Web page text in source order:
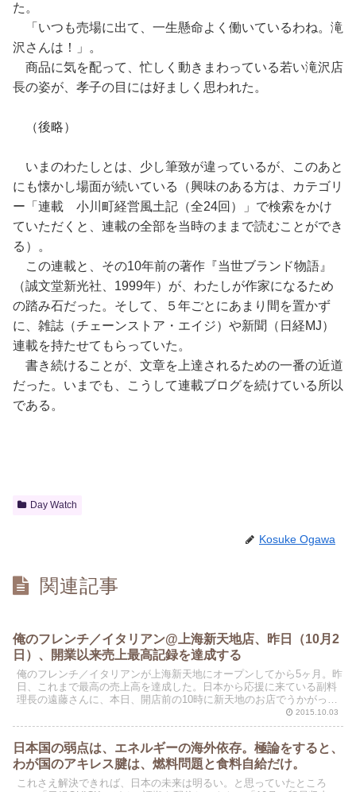
た。
「いつも売場に出て、一生懸命よく働いているわね。滝
沢さんは！」。
商品に気を配って、忙しく動きまわっている若い滝沢店
長の姿が、孝子の目には好ましく思われた。
（後略）
いまのわたしとは、少し筆致が違っているが、このあと
にも懐かし場面が続いている（興味のある方は、カテゴリ
ー「連載 小川町経営風土記（全24回）」で検索をかけ
ていただくと、連載の全部を当時のままで読むことができ
る）。
この連載と、その10年前の著作『当世ブランド物語』
（誠文堂新光社、1999年）が、わたしが作家になるため
の踏み石だった。そして、５年ごとにあまり間を置かず
に、雑誌（チェーンストア・エイジ）や新聞（日経MJ）
連載を持たせてもらっていた。
書き続けることが、文章を上達されるための一番の近道
だった。いまでも、こうして連載ブログを続けている所以
である。
Day Watch
Kosuke Ogawa
関連記事
俺のフレンチ／イタリアン@上海新天地店、昨日（10月2
日）、開業以来売上最高記録を達成する
俺のフレンチ／イタリアンが上海新天地にオープンしてから5ヶ月。昨
日、これまで最高の売上高を達成した。日本から応援に来ている副料
理長の遠藤さんに、本日、開店前の10時に新天地のお店でうかがった
2015.10.03
日本国の弱点は、エネルギーの海外依存。極論をすると、
わが国のアキレス腱は、燃料問題と食料自給だけ。
これさえ解決できれば、日本の未来は明るい。と思っていたところ